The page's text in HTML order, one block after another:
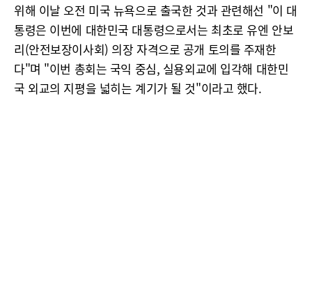
위해 이날 오전 미국 뉴욕으로 출국한 것과 관련해선 "이 대
통령은 이번에 대한민국 대통령으로서는 최초로 유엔 안보
리(안전보장이사회) 의장 자격으로 공개 토의를 주재한
다"며 "이번 총회는 국익 중심, 실용외교에 입각해 대한민
국 외교의 지평을 넓히는 계기가 될 것"이라고 했다.